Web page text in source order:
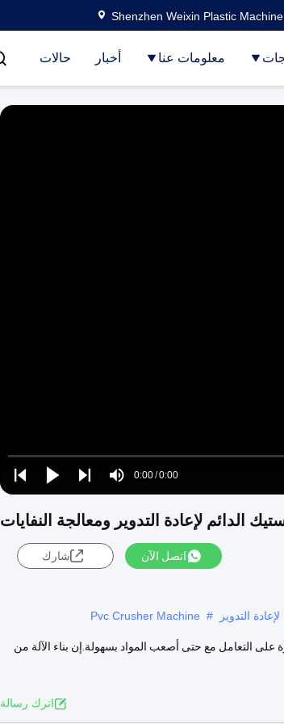
Shenzhen Weixin Plastic
معلومات عنا أخبار حالات
Play
Play
Play
Mute
Time
0:00/0:00
Loaded:
0%
الدائم لإعادة التدوير ومعالجة النفايات
اتصل الآن شارك
التدوير #
Pvc Crusher Machine
آلة كسارة البلاستيك قادرة على التعامل مع حتى أصعب المواد بسهولة.إن بناء الآلة من
اترك رسالة